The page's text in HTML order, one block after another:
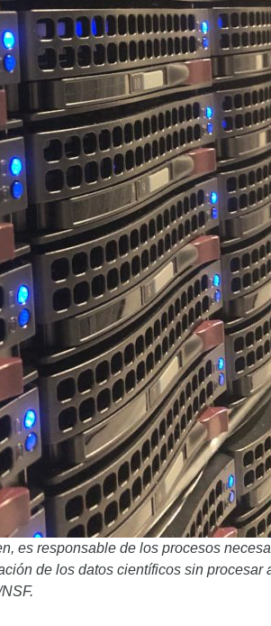
es responsable de los procesos
de los datos científicos sin